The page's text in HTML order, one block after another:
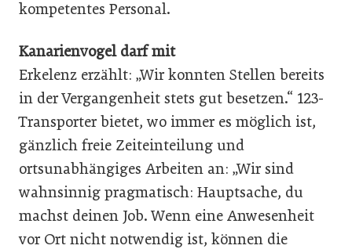
kompetentes Personal.
Kanarienvogel darf mit
Erkelenz erzählt: „Wir konnten Stellen bereits
in der Vergangenheit stets gut besetzen.“ 123-
Transporter bietet, wo immer es möglich ist,
gänzlich freie Zeiteinteilung und
ortsunabhängiges Arbeiten an: „Wir sind
wahnsinnig pragmatisch: Hauptsache, du
machst deinen Job. Wenn eine Anwesenheit
vor Ort nicht notwendig ist, können die